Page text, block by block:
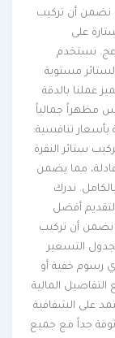
أن تركيب
على
نستخدم
مستوية
بالدقة
جمالياً
تنافسية:
النقرة
مما يضمن
ندرك
أفضل
أن تركيب
التسعير
خفية أو
المالية
الشفافية
جداً مع جميع